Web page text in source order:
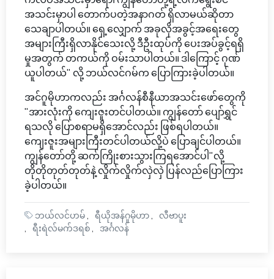
အသင်းမှာပါ တောက်ပတဲ့အနာဂတ် ရှိလာမယ်ဆိုတာ
သေချာပါတယ်။ ရှေ့လျှောက် အခုလိုအခွင့်အရေးတွေ
အများကြီးရှိလာနိုင်သေးလို့ ဒီဦးထုပ်ကို ပေးအပ်ခွင့်ရရှိ
မှုအတွက် တကယ်ကို ဝမ်းသာပါတယ်။ ဒါကြောင့် ဂုဏ်
ယူပါတယ်" လို့ ဘယ်လင်ဂမ်က ပြောကြားခဲ့ပါတယ်။
အင်ဂူမိုဟာကလည်း အင်္ဂလန်စီနီယာအသင်းဖော်တွေကို
"အားလုံးကို ကျေးဇူးတင်ပါတယ်။ ကျွန်တော် ပျော်ရွှင်
ရသလို ပြောစရာမရှိအောင်လည်း ဖြစ်ရပါတယ်။
ကျေးဇူးအများကြီးတင်ပါတယ်လို့ပဲ ပြောချင်ပါတယ်။
ကျွန်တော်တို့ ဆက်ကြိုးစားသွားကြရအောင်ပါ"လို့
တိုတိုတုတ်တုတ်နဲ့ လှိုက်လှိုက်လှဲလှဲ ပြန်လည်ပြောကြား
ခဲ့ပါတယ်။
ဘယ်လင်ဟမ် ရီယိုအန်ဂူမိုဟာ
လီဗာပူး
ရီးရဲလ်မက်ဒရစ်
အင်္ဂလန်